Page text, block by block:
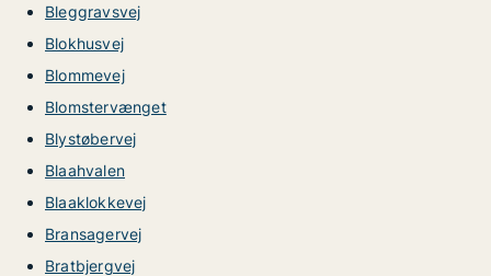
Bleggravsvej
Blokhusvej
Blommevej
Blomstervænget
Blystøbervej
Blaahvalen
Blaaklokkevej
Bransagervej
Bratbjergvej